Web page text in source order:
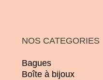
NOS CATEGORIES
Bagues
Boîte à bijoux